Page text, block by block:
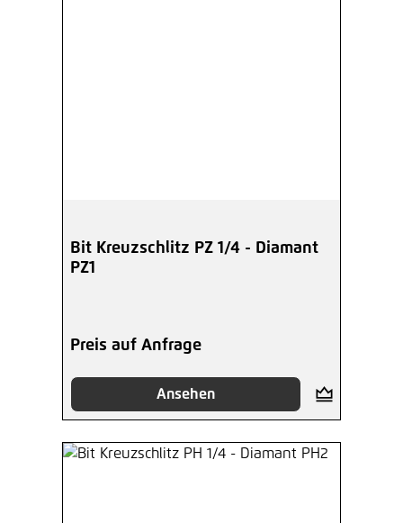
Bit Kreuzschlitz PZ 1/4 - Diamant
PZ1
Preis auf Anfrage
Ansehen